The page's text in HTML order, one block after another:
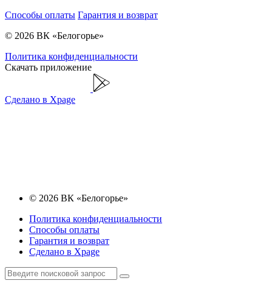
Способы оплаты Гарантия и возврат
© 2026 ВК «Белогорье»
Политика конфиденциальности
Скачать приложение
Сделано в Xpage
© 2026 ВК «Белогорье»
Политика конфиденциальности
Способы оплаты
Гарантия и возврат
Сделано в Xpage